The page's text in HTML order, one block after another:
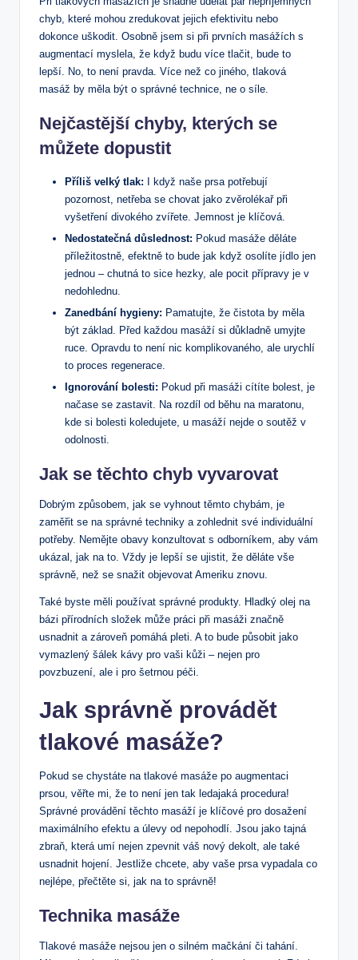
chyb, které mohou zredukovat jejich efektivitu nebo
dokonce uškodit. Osobně jsem si při prvních masážích s
augmentací myslela, že když budu více tlačit, bude to
lepší. No, to není pravda. Více než co jiného, tlaková
masáž by měla být o správné technice, ne o síle.
Nejčastější chyby, kterých se
můžete dopustit
Příliš velký tlak: I když naše prsa potřebují
pozornost, netřeba se chovat jako zvěrolékař při
vyšetření divokého zvířete. Jemnost je klíčová.
Nedostatečná důslednost: Pokud masáže děláte
příležitostně, efektně to bude jak když osolíte jídlo jen
jednou – chutná to sice hezky, ale pocit přípravy je v
nedohlednu.
Zanedbání hygieny: Pamatujte, že čistota by měla
být základ. Před každou masáží si důkladně umyjte
ruce. Opravdu to není nic komplikovaného, ale urychlí
to proces regenerace.
Ignorování bolesti: Pokud při masáži cítíte bolest, je
načase se zastavit. Na rozdíl od běhu na maratonu,
kde si bolesti koledujete, u masáží nejde o soutěž v
odolnosti.
Jak se těchto chyb vyvarovat
Dobrým způsobem, jak se vyhnout těmto chybám, je
zaměřit se na správné techniky a zohlednit své individuální
potřeby. Nemějte obavy konzultovat s odborníkem, aby vám
ukázal, jak na to. Vždy je lepší se ujistit, že děláte vše
správně, než se snažit objevovat Ameriku znovu.
Také byste měli používat správné produkty. Hladký olej na
bázi přírodních složek může práci při masáži značně
usnadnit a zároveň pomáhá pleti. A to bude působit jako
vymazlený šálek kávy pro vaši kůži – nejen pro
povzbuzení, ale i pro šetrnou péči.
Jak správně provádět
tlakové masáže?
Pokud se chystáte na tlakové masáže po augmentaci
prsou, věřte mi, že to není jen tak ledajaká procedura!
Správné provádění těchto masáží je klíčové pro dosažení
maximálního efektu a úlevy od nepohodlí. Jsou jako tajná
zbraň, která umí nejen zpevnit váš nový dekolt, ale také
usnadnit hojení. Jestliže chcete, aby vaše prsa vypadala co
nejlépe, přečtěte si, jak na to správně!
Technika masáže
Tlakové masáže nejsou jen o silném mačkání či tahání.